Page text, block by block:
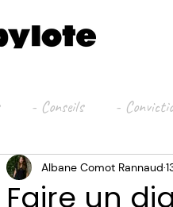
- Conseils -
Faire un
Albane Comot Rannaud